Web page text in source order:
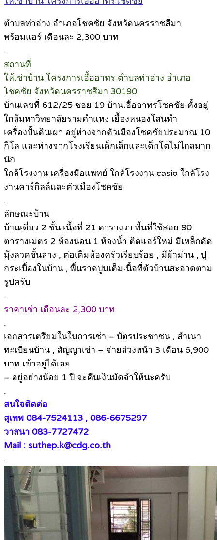
ตำบลท่าอ่าง อำเภอโชคชัย จังหวัดนครราชสีมา
พร้อมแอร์ เดือนละ 2,300 บาท
.
สถานที่
ให้เช่าบ้าน โครงการเอื้ออาทร ตำบลท่าอ่าง อำเภอ
โชคชัย จังหวัดนครราชสีมา 30190
บ้านเลขที่ 612/25 ซอย 19 บ้านเอื้ออาทรโชคชัย ตั้งอยู่
ใกล้มหาวิทยาลัยรามคำแหง เยื้องหนองโสนทำ
เครื่องปั้นดินเผา อยู่ห่างจากตัวเมืองโชคชัยประมาณ 10
กิโล และห่างจากโรงเรียนเด็กเล็กและเด็กโตไม่ไกลมาก
นัก
ใกล้โรงงาน เครื่องมือแพทย์ ใกล้โรงงาน casio ใกล้โรง
งานคาร์กิลล์และตัวเมืองโชคชัย
.
ลักษณะบ้าน
บ้านเดี่ยว 2 ชั้น เนื้อที่ 21 ตารางวา พื้นที่ใช้สอย 90
ตารางเมตร 2 ห้องนอน 1 ห้องน้ำ ติดแอร์ใหม่ มีเหล็กดัด
มุ้งลวดชั้นล่าง , ต่อเติมห้องครัวเรียบร้อย , มีผ้าม่าน , ปู
กระเบื้องในบ้าน , พื้นราดปูนเต็มเนื้อที่ตัวบ้านสะอาดตาม
รูปครับ
.
ราคาเช่า เดือนละ 2,300 บาท
.
เอกสารเตรียมในในการเช่า – บัตรประชาชน , สำเนา
ทะเบียนบ้าน , สัญญาเช่า – จ่ายล่วงหน้า 3 เดือน 6,900
บาท เข้าอยู่ได้เลย
– อยู่อย่างน้อย 1 ปี จะคืนเงินมัดจำให้นะครับ
.
สนใจติดต่อ
สุเทพ 084-7524113 , 086-6675297
วาสนา 083-7727472
Mail : suthep.k@cdg.co.th
.